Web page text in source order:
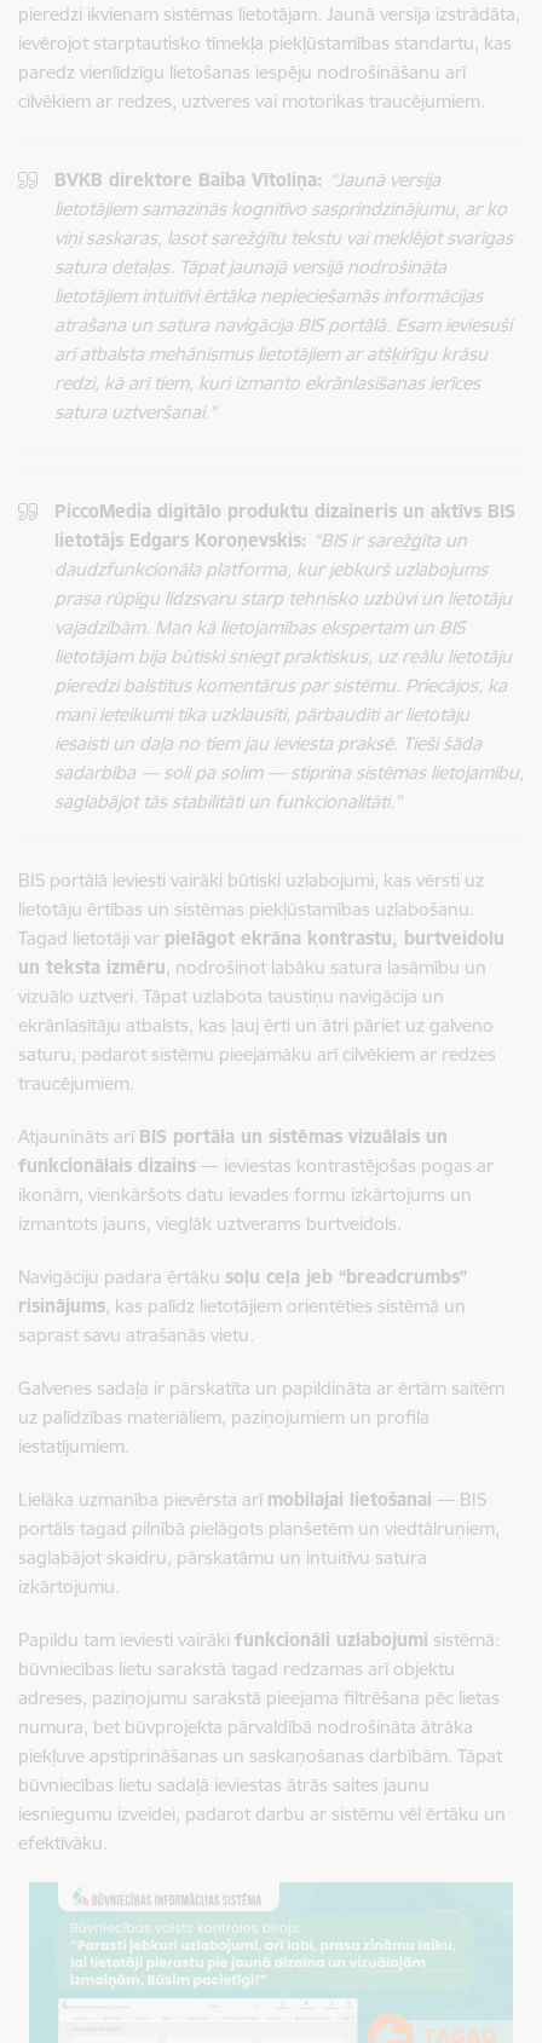
pieredzi ikvienam sistēmas lietotājam. Jaunā versija izstrādāta,
ievērojot starptautisko tīmekļa piekļūstamības standartu, kas
paredz vienlīdzīgu lietošanas iespēju nodrošināšanu arī
cilvēkiem ar redzes, uztveres vai motorikas traucējumiem.
BVKB direktore Baiba Vītoliņa: “Jaunā versija
lietotājiem samazinās kognitīvo sasprindzinājumu, ar ko
viņi saskaras, lasot sarežģītu tekstu vai meklējot svarīgas
satura detaļas. Tāpat jaunajā versijā nodrošināta
lietotājiem intuitīvi ērtāka nepieciešamās informācijas
atrašana un satura navigācija BIS portālā. Esam ieviesuši
arī atbalsta mehānismus lietotājiem ar atšķirīgu krāsu
redzi, kā arī tiem, kuri izmanto ekrānlasīšanas ierīces
satura uztveršanai.”
PiccoMedia digitālo produktu dizaineris un aktīvs BIS
lietotājs Edgars Koroņevskis: “BIS ir sarežģīta un
daudzfunkcionāla platforma, kur jebkurš uzlabojums
prasa rūpīgu līdzsvaru starp tehnisko uzbūvi un lietotāju
vajadzībām. Man kā lietojamības ekspertam un BIS
lietotājam bija būtiski sniegt praktiskus, uz reālu lietotāju
pieredzi balstītus komentārus par sistēmu. Priecājos, ka
mani ieteikumi tika uzklausīti, pārbaudīti ar lietotāju
iesaisti un daļa no tiem jau ieviesta praksē. Tieši šāda
sadarbība — soli pa solim — stiprina sistēmas lietojamību,
saglabājot tās stabilitāti un funkcionalitāti.”
BIS portālā ieviesti vairāki būtiski uzlabojumi, kas vērsti uz
lietotāju ērtības un sistēmas piekļūstamības uzlabošanu.
Tagad lietotāji var pielāgot ekrāna kontrastu, burtveidolu
un teksta izmēru, nodrošinot labāku satura lasāmību un
vizuālo uztveri. Tāpat uzlabota taustiņu navigācija un
ekrānlasītāju atbalsts, kas ļauj ērti un ātri pāriet uz galveno
saturu, padarot sistēmu pieejamāku arī cilvēkiem ar redzes
traucējumiem.
Atjaunināts arī BIS portāla un sistēmas vizuālais un
funkcionālais dizains — ieviestas kontrastējošas pogas ar
ikonām, vienkāršots datu ievades formu izkārtojums un
izmantots jauns, vieglāk uztverams burtveidols.
Navigāciju padara ērtāku soļu ceļa jeb “breadcrumbs”
risinājums, kas palīdz lietotājiem orientēties sistēmā un
saprast savu atrašanās vietu.
Galvenes sadaļa ir pārskatīta un papildināta ar ērtām saitēm
uz palīdzības materiāliem, paziņojumiem un profila
iestatījumiem.
Lielāka uzmanība pievērsta arī mobilajai lietošanai — BIS
portāls tagad pilnībā pielāgots planšetēm un viedtālruņiem,
saglabājot skaidru, pārskatāmu un intuitīvu satura
izkārtojumu.
Papildu tam ieviesti vairāki funkcionāli uzlabojumi sistēmā:
būvniecības lietu sarakstā tagad redzamas arī objektu
adreses, paziņojumu sarakstā pieejama filtrēšana pēc lietas
numura, bet būvprojekta pārvaldībā nodrošināta ātrāka
piekļuve apstiprināšanas un saskaņošanas darbībām. Tāpat
būvniecības lietu sadaļā ieviestas ātrās saites jaunu
iesniegumu izveidei, padarot darbu ar sistēmu vēl ērtāku un
efektīvāku.